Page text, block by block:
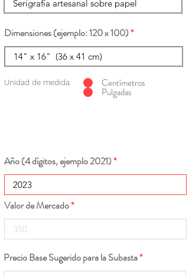
Dimensiones (ejemplo: 120 x 100)
Unidad de medida Centímetros
Pulgadas
Año (4 dígitos, ejemplo 2021)
Valor de Mercado
Precio Base Sugerido para la Subasta